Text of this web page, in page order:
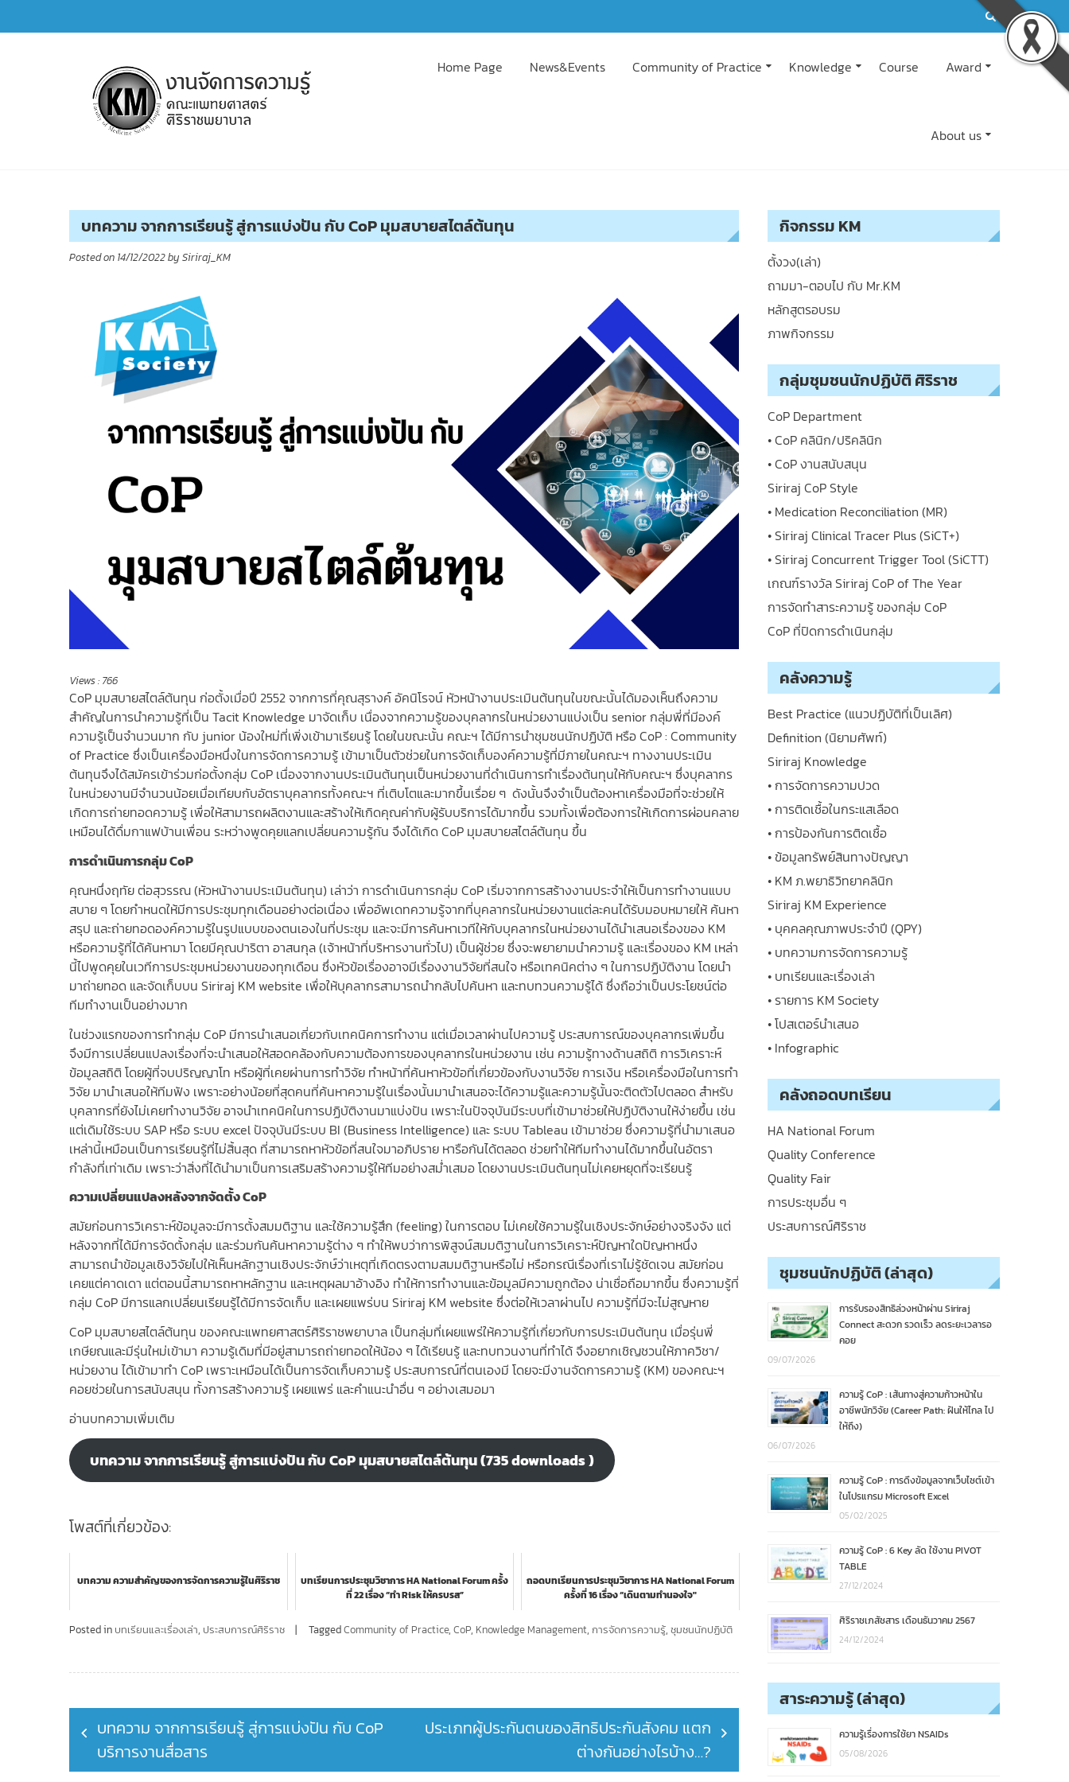
to
Home Page News&Events Community of Practice Knowledge Course Award
About us
บทความ จากการเรียนรู้ สู่การแบ่งปัน กับ CoP มุมสบายสไตล์ต้นทุน
Posted on 14/12/2022by Siriraj_KM
Views : 766
CoP มุมสบายสไตล์ต้นทุน ก่อตั้งเมื่อปี 2552 จากการที่คุณสุรางค์ อัคนิโรจน์ หัวหน้างานประเมินต้นทุนในขณะนั้นได้มองเห็นถึงความ
สำคัญในการนำความรู้ที่เป็น Tacit Knowledge มาจัดเก็บ เนื่องจากความรู้ของบุคลากรในหน่วยงานแบ่งเป็น senior กลุ่มพี่ที่มีองค์
ความรู้เป็นจำนวนมาก กับ junior น้องใหม่ที่เพิ่งเข้ามาเรียนรู้ โดยในขณะนั้น คณะฯ ได้มีการนำชุมชนนักปฏิบัติ หรือ CoP : Community
of Practice ซึ่งเป็นเครื่องมือหนึ่งในการจัดการความรู้ เข้ามาเป็นตัวช่วยในการจัดเก็บองค์ความรู้ที่มีภายในคณะฯ ทางงานประเมิน
ต้นทุนจึงได้สมัครเข้าร่วมก่อตั้งกลุ่ม CoP เนื่องจากงานประเมินต้นทุนเป็นหน่วยงานที่ดำเนินการทำเรื่องต้นทุนให้กับคณะฯ ซึ่งบุคลากร
ในหน่วยงานมีจำนวนน้อยเมื่อเทียบกับอัตราบุคลากรทั้งคณะฯ ที่เติบโตและมากขึ้นเรื่อย ๆ ดังนั้นจึงจำเป็นต้องหาเครื่องมือที่จะช่วยให้
เกิดการถ่ายทอดความรู้ เพื่อให้สามารถผลิตงานและสร้างให้เกิดคุณค่ากับผู้รับบริการได้มากขึ้น รวมทั้งเพื่อต้องการให้เกิดการผ่อนคลาย
เหมือนได้ดื่มกาแฟบ้านเพื่อน ระหว่างพูดคุยแลกเปลี่ยนความรู้กัน จึงได้เกิด CoP มุมสบายสไตล์ต้นทุน ขึ้น
การดำเนินการกลุ่มCoP
คุณหนึ่งฤทัย ต่อสุวรรณ (หัวหน้างานประเมินต้นทุน) เล่าว่า การดำเนินการกลุ่ม CoP เริ่มจากการสร้างงานประจำให้เป็นการทำงานแบบ
สบาย ๆ โดยกำหนดให้มีการประชุมทุกเดือนอย่างต่อเนื่อง เพื่ออัพเดทความรู้จากที่บุคลากรในหน่วยงานแต่ละคนได้รับมอบหมายให้ ค้นหา
สรุป และถ่ายทอดองค์ความรู้ในรูปแบบของตนเองในที่ประชุม และจะมีการค้นหาเวทีให้กับบุคลากรในหน่วยงานได้นำเสนอเรื่องของ KM
หรือความรู้ที่ได้ค้นหามา โดยมีคุณปาริตา อาสนกุล (เจ้าหน้าที่บริหารงานทั่วไป) เป็นผู้ช่วย ซึ่งจะพยายามนำความรู้ และเรื่องของ KM เหล่า
นี้ไปพูดคุยในเวทีการประชุมหน่วยงานของทุกเดือน ซึ่งหัวข้อเรื่องอาจมีเรื่องงานวิจัยที่สนใจ หรือเทคนิคต่าง ๆ ในการปฏิบัติงาน โดยนำ
มาถ่ายทอด และจัดเก็บบน Siriraj KM website เพื่อให้บุคลากรสามารถนำกลับไปค้นหา และทบทวนความรู้ได้ ซึ่งถือว่าเป็นประโยชน์ต่อ
ทีมทำงานเป็นอย่างมาก
ในช่วงแรกของการทำกลุ่ม CoP มีการนำเสนอเกี่ยวกับเทคนิคการทำงาน แต่เมื่อเวลาผ่านไปความรู้ ประสบการณ์ของบุคลากรเพิ่มขึ้น
จึงมีการเปลี่ยนแปลงเรื่องที่จะนำเสนอให้สอดคล้องกับความต้องการของบุคลากรในหน่วยงาน เช่น ความรู้ทางด้านสถิติ การวิเคราะห์
ข้อมูลสถิติ โดยผู้ที่จบปริญญาโท หรือผู้ที่เคยผ่านการทำวิจัย ทำหน้าที่ค้นหาหัวข้อที่เกี่ยวข้องกับงานวิจัย การเงิน หรือเครื่องมือในการทำ
วิจัย มานำเสนอให้ทีมฟัง เพราะอย่างน้อยที่สุดคนที่ค้นหาความรู้ในเรื่องนั้นมานำเสนอจะได้ความรู้และความรู้นั้นจะติดตัวไปตลอด สำหรับ
บุคลากรที่ยังไม่เคยทำงานวิจัย อาจนำเทคนิคในการปฏิบัติงานมาแบ่งปัน เพราะในปัจจุบันมีระบบที่เข้ามาช่วยให้ปฏิบัติงานให้ง่ายขึ้น เช่น
แต่เดิมใช้ระบบ SAP หรือ ระบบ excel ปัจจุบันมีระบบ BI (Business Intelligence) และ ระบบ Tableau เข้ามาช่วย ซึ่งความรู้ที่นำมาเสนอ
เหล่านี้เหมือนเป็นการเรียนรู้ที่ไม่สิ้นสุด ที่สามารถหาหัวข้อที่สนใจมาอภิปราย หารือกันได้ตลอด ช่วยทำให้ทีมทำงานได้มากขึ้นในอัตรา
กำลังที่เท่าเดิม เพราะว่าสิ่งที่ได้นำมาเป็นการเสริมสร้างความรู้ให้ทีมอย่างสม่ำเสมอ โดยงานประเมินต้นทุนไม่เคยหยุดที่จะเรียนรู้
ความเปลี่ยนแปลงหลังจากจัดตั้งCoP
สมัยก่อนการวิเคราะห์ข้อมูลจะมีการตั้งสมมติฐาน และใช้ความรู้สึก (feeling) ในการตอบ ไม่เคยใช้ความรู้ในเชิงประจักษ์อย่างจริงจัง แต่
หลังจากที่ได้มีการจัดตั้งกลุ่ม และร่วมกันค้นหาความรู้ต่าง ๆ ทำให้พบว่าการพิสูจน์สมมติฐานในการวิเคราะห์ปัญหาใดปัญหาหนึ่ง
สามารถนำข้อมูลเชิงวิจัยไปให้เห็นหลักฐานเชิงประจักษ์ว่าเหตุที่เกิดตรงตามสมมติฐานหรือไม่ หรือกรณีเรื่องที่เราไม่รู้ชัดเจน สมัยก่อน
เคยแต่คาดเดา แต่ตอนนี้สามารถหาหลักฐาน และเหตุผลมาอ้างอิง ทำให้การทำงานและข้อมูลมีความถูกต้อง น่าเชื่อถือมากขึ้น ซึ่งความรู้ที่
กลุ่ม CoP มีการแลกเปลี่ยนเรียนรู้ได้มีการจัดเก็บ และเผยแพร่บน Siriraj KM website ซึ่งต่อให้เวลาผ่านไป ความรู้ที่มีจะไม่สูญหาย
CoP มุมสบายสไตล์ต้นทุน ของคณะแพทยศาสตร์ศิริราชพยาบาล เป็นกลุ่มที่เผยแพร่ให้ความรู้ที่เกี่ยวกับการประเมินต้นทุน เมื่อรุ่นพี่
เกษียณและมีรุ่นใหม่เข้ามา ความรู้เดิมที่มีอยู่สามารถถ่ายทอดให้น้อง ๆ ได้เรียนรู้ และทบทวนงานที่ทำได้ จึงอยากเชิญชวนให้ภาควิชา/
หน่วยงาน ได้เข้ามาทำ CoP เพราะเหมือนได้เป็นการจัดเก็บความรู้ ประสบการณ์ที่ตนเองมี โดยจะมีงานจัดการความรู้ (KM) ของคณะฯ
คอยช่วยในการสนับสนุน ทั้งการสร้างความรู้ เผยแพร่ และคำแนะนำอื่น ๆ อย่างเสมอมา
อ่านบทความเพิ่มเติม
บทความ จากการเรียนรู้ สู่การแบ่งปัน กับ CoP มุมสบายสไตล์ต้นทุน (735 downloads )
โพสต์ที่เกี่ยวข้อง:
บทความ ความสำคัญของการจัดการความรู้ในศิริราช
บทเรียนการประชุมวิชาการ HA National Forum ครั้ง
ที่ 22 เรื่อง “ทำ Risk ให้ครบรส”
ถอดบทเรียนการประชุมวิชาการ HA National Forum
ครั้งที่ 16 เรื่อง “เดินตามทำนองใจ"
Posted in บทเรียนและเรื่องเล่า, ประสบการณ์ศิริราช TaggedCommunity of Practice, CoP, Knowledge Management, การจัดการความรู้, ชุมชนนักปฏิบัติ
Post
navigation
บทความ จากการเรียนรู้ สู่การแบ่งปัน กับ CoP
บริการงานสื่อสาร
ประเภทผู้ประกันตนของสิทธิประกันสังคม แตก
ต่างกันอย่างไรบ้าง…?
กิจกรรม KM
ตั้งวง(เล่า)
ถามมา-ตอบไป กับ Mr.KM
หลักสูตรอบรม
ภาพกิจกรรม
กลุ่มชุมชนนักปฏิบัติ ศิริราช
CoP Department
• CoP คลินิก/ปริคลินิก
• CoP งานสนับสนุน
Siriraj CoP Style
• Medication Reconciliation (MR)
• Siriraj Clinical Tracer Plus (SiCT+)
• Siriraj Concurrent Trigger Tool (SiCTT)
เกณฑ์รางวัล Siriraj CoP of The Year
การจัดทำสาระความรู้ ของกลุ่ม CoP
CoP ที่ปิดการดำเนินกลุ่ม
คลังความรู้
Best Practice (แนวปฏิบัติที่เป็นเลิศ)
Definition (นิยามศัพท์)
Siriraj Knowledge
• การจัดการความปวด
• การติดเชื้อในกระแสเลือด
• การป้องกันการติดเชื้อ
• ข้อมูลทรัพย์สินทางปัญญา
• KM ภ.พยาธิวิทยาคลินิก
Siriraj KM Experience
• บุคคลคุณภาพประจำปี (QPY)
• บทความการจัดการความรู้
• บทเรียนและเรื่องเล่า
• รายการ KM Society
• โปสเตอร์นำเสนอ
• Infographic
คลังถอดบทเรียน
HA National Forum
Quality Conference
Quality Fair
การประชุมอื่น ๆ
ประสบการณ์ศิริราช
ชุมชนนักปฏิบัติ (ล่าสุด)
การรับรองสิทธิล่วงหน้าผ่าน Siriraj
Connect สะดวก รวดเร็ว ลดระยะเวลารอ
คอย
09/07/2026
ความรู้ CoP : เส้นทางสู่ความก้าวหน้าใน
อาชีพนักวิจัย (Career Path: ฝันให้ไกล ไป
ให้ถึง)
06/07/2026
ความรู้ CoP : การดึงข้อมูลจากเว็บไซต์เข้า
ในโปรแกรม Microsoft Excel
05/02/2025
ความรู้ CoP : 6 Key ลัด ใช้งาน PIVOT
TABLE
27/12/2024
ศิริราชเภสัชสาร เดือนธันวาคม 2567
24/12/2024
สาระความรู้ (ล่าสุด)
ความรู้เรื่องการใช้ยา NSAIDs
05/08/2026